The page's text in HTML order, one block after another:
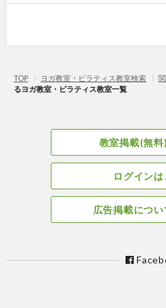
TOP 〉 ヨガ教室・ピラティス教室検索 〉
るヨガ教室・ピラティス教室一覧
教室掲載(無料
ログインは
広告掲載につ